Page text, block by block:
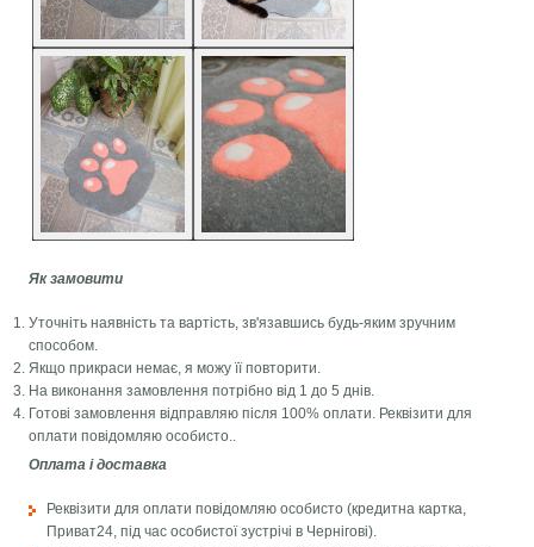
Як замовити
Уточніть наявність та вартість, зв'язавшись будь-яким зручним
способом.
Якщо прикраси немає, я можу її повторити.
На виконання замовлення потрібно від 1 до 5 днів.
Готові замовлення відправляю після 100% оплати. Реквізити для
оплати повідомляю особисто..
Оплата і доставка
Реквізити для оплати повідомляю особисто (кредитна картка,
Приват24, під час особистої зустрічі в Чернігові).